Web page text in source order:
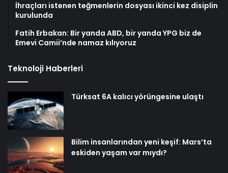
İhraçları istenen teğmenlerin dosyası ikinci kez disiplin
kurulunda
Fatih Erbakan: Bir yanda ABD, bir yanda YPG biz de
Emevi Camii’nde namaz kılıyoruz
Teknoloji Haberleri
Türksat 6A kalıcı yörüngesine ulaştı
Bilim insanlarından yeni keşif: Mars’ta
eskiden yaşam var mıydı?